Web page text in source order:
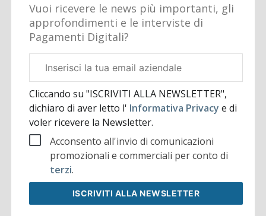
Vuoi ricevere le news più importanti, gli
approfondimenti e le interviste di
Pagamenti Digitali?
aziendale
Cliccando su "ISCRIVITI ALLA NEWSLETTER",
dichiaro di aver letto l' Informativa Privacye di
voler ricevere la Newsletter.
Acconsento all'invio di comunicazioni
promozionali e commerciali per conto di
terzi.
ISCRIVITI ALLA NEWSLETTER